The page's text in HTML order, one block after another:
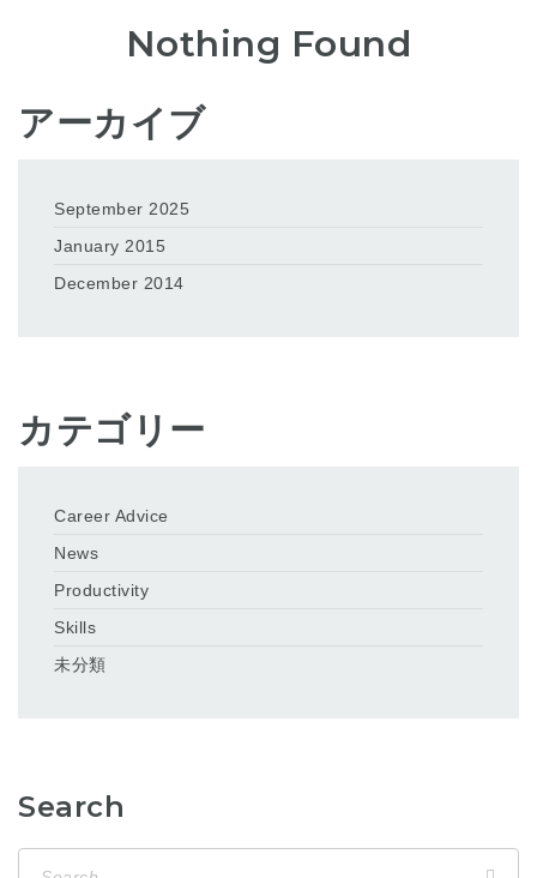
Nothing Found
アーカイブ
September 2025
January 2015
December 2014
カテゴリー
Career Advice
News
Productivity
Skills
未分類
Search